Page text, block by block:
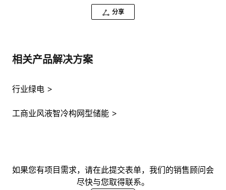
分享
相关产品解决方案
行业绿电
工商业风液智冷构网型储能
如果您有项目需求，请在此提交表单，我们的销售顾问会
尽快与您取得联系。